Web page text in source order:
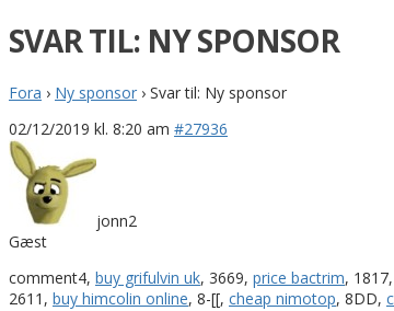
SVAR TIL: NY SPONSOR
Fora › Ny sponsor › Svar til: Ny sponsor
02/12/2019 kl. 8:20 am #27936
jonn2
Gæst
comment4, buy grifulvin uk, 3669, price bactrim, 1817,
2611, buy himcolin online, 8-[[, cheap nimotop, 8DD,